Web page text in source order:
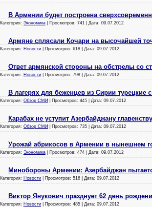
В Армении будет построена
Категория: Экономика | Просмотров: 741 | Дата: 09.07.2012
Армяне сплясали Кочари на высочайшей
Категория: Новости | Просмотров: 618 | Дата: 09.07.2012
Ответ армянской стороны на обстрелы со
Категория: Новости | Просмотров: 798 | Дата: 09.07.2012
В лагерях для беженцев из Сирии турецкие
Категория: Обзор СМИ | Просмотров: 445 | Дата: 09.07.2012
Карабах не уступит Азербайджану
Категория: Обзор СМИ | Просмотров: 735 | Дата: 09.07.2012
Урожай абрикосов в Армении в нынешнем
Категория: Экономика | Просмотров: 474 | Дата: 09.07.2012
Минобороны Армении: Азербайджан
Категория: Новости | Просмотров: 516 | Дата: 09.07.2012
Виктор Янукович празднует 62 день
Категория: Новости | Просмотров: 485 | Дата: 09.07.2012